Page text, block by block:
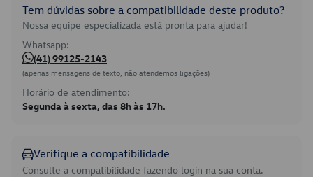
Tem dúvidas sobre a compatibilidade deste produto?
Nossa equipe especializada está pronta para ajudar!
Whatsapp:
(41) 99125-2143
(apenas mensagens de texto, não atendemos ligações)
Horário de atendimento:
Segunda à sexta, das 8h às 17h.
Verifique a compatibilidade
Consulte a compatibilidade fazendo login na sua conta.